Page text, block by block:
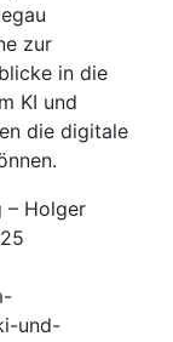
zur
in die
KI und
die digitale
– Holger
und-